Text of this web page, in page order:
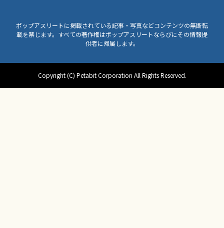
ポップアスリートに掲載されている記事・写真などコンテンツの無断転
載を禁じます。すべての著作権はポップアスリートならびにその情報提
供者に帰属します。
Copyright (C) Petabit Corporation All Rights Reserved.